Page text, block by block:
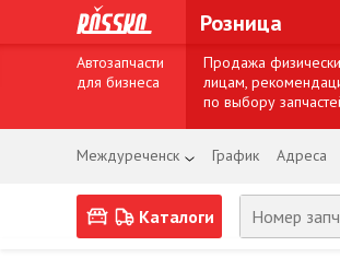
Розница
Автозапчасти
для бизнеса
Продажа
лицам,
по выбору
Междуреченск График Адреса
Каталоги